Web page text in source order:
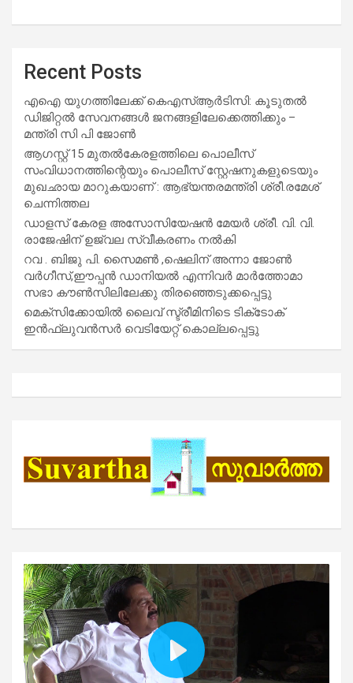
Recent Posts
എഐ യുഗത്തിലേക്ക് കെഎസ്ആർടിസി: കൂടുതൽ
ഡിജിറ്റൽ സേവനങ്ങൾ ജനങ്ങളിലേക്കെത്തിക്കും –
മന്ത്രി സി പി ജോൺ
ആഗസ്റ്റ് 15 മുതല്‍കേരളത്തിലെ പൊലീസ്
സംവിധാനത്തിന്റെയും പൊലീസ് സ്റ്റേഷനുകളുടെയും
മുഖഛായ മാറുകയാണ് : ആഭ്യന്തരമന്ത്രി ശ്രീ.രമേശ്
ചെന്നിത്തല
ഡാളസ് കേരള അസോസിയേഷൻ മേയർ ശ്രീ. വി. വി.
രാജേഷിന് ഉജ്വല സ്വീകരണം നൽകി
റവ . ബിജു പി. സൈമൺ ,ഷെലിന് അന്നാ ജോൺ
വർഗീസ്,ഈപ്പൻ ഡാനിയൽ എന്നിവർ മാർത്തോമാ
സഭാ കൗൺസിലിലേക്കു തിരഞ്ഞെടുക്കപ്പെട്ടു
മെക്സിക്കോയിൽ ലൈവ് സ്ട്രീമിനിടെ ടിക്‌ടോക്
ഇൻഫ്ലുവൻസർ വെടിയേറ്റ് കൊല്ലപ്പെട്ടു